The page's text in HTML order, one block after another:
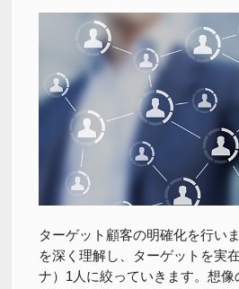
ターゲット顧客の明確化を行い
を深く理解し、ターゲットを実
ナ）1人に絞っていきます。想